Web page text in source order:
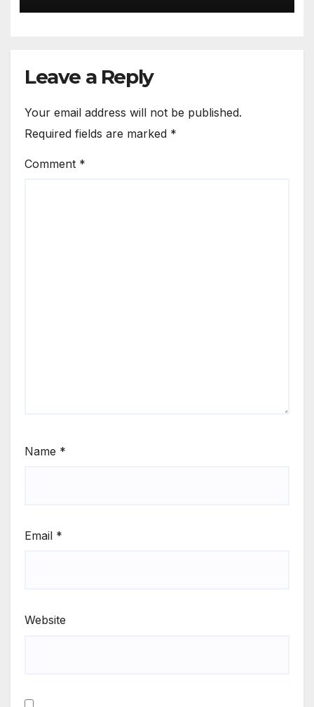
Leave a Reply
Your email address will not be published.
Required fields are marked *
Comment *
Name *
Email *
Website